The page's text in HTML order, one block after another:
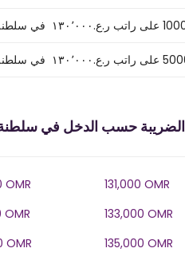
الضريبة حسب الدخل في
OMR 131,000 OMR
OMR
133,000 OMR
OMR
135,000 OMR